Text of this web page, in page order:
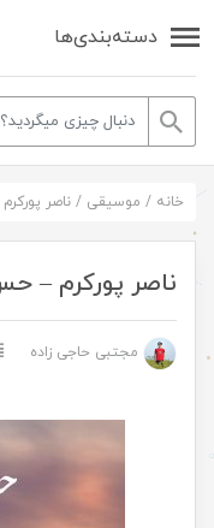
دسته‌بندی‌ها
خانه / موسیقی / ناصر
ناصر پورکرم –
مجتبی حاجی زاده